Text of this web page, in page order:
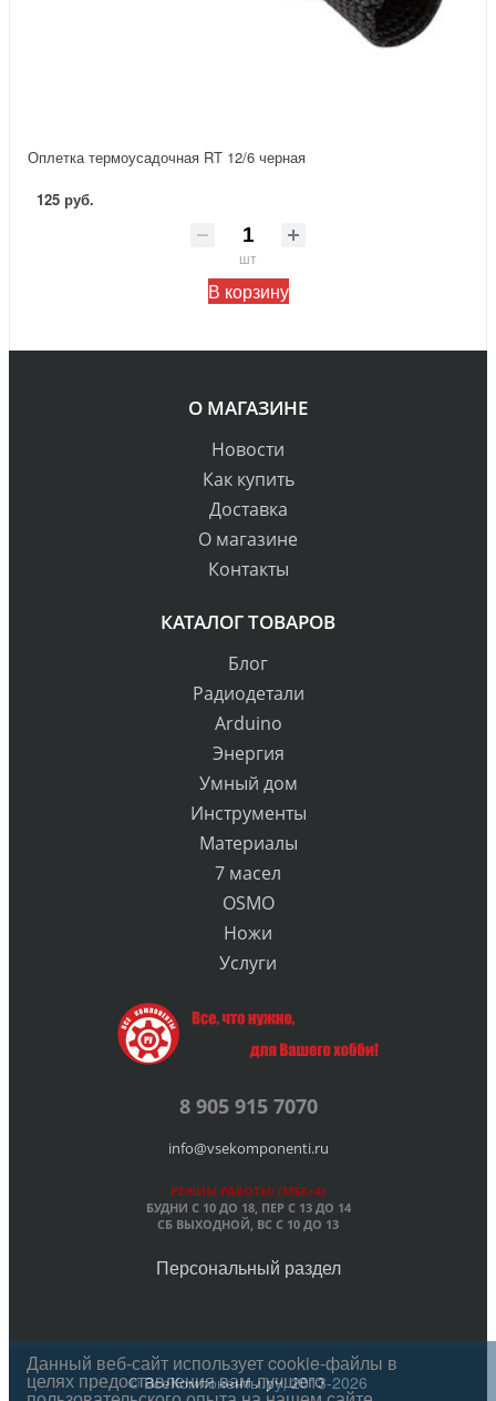
Оплетка термоусадочная RT 12/6 черная
125 руб.
шт
В корзину
О МАГАЗИНЕ
Новости
Как купить
Доставка
О магазине
Контакты
КАТАЛОГ ТОВАРОВ
Блог
Радиодетали
Arduino
Энергия
Умный дом
Инструменты
Материалы
7 масел
OSMO
Ножи
Услуги
8 905 915 7070
info@vsekomponenti.ru
РЕЖИМ РАБОТЫ: (MSK+4)
БУДНИ С 10 ДО 18, ПЕРС 13 ДО 14
СБ ВЫХОДНОЙ, ВС С 10 ДО 13
Персональный раздел
© ВсеКомпоненты.ру, 2013-2026
Данный веб-сайт использует cookie-файлы в
целях предоставления вам лучшего